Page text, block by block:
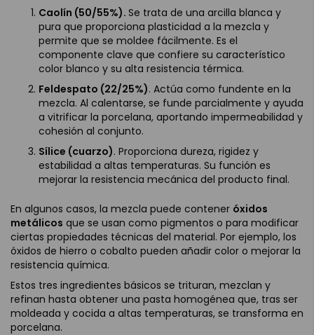
Caolín (50/55%). Se trata de una arcilla blanca y
pura que proporciona plasticidad a la mezcla y
permite que se moldee fácilmente. Es el
componente clave que confiere su característico
color blanco y su alta resistencia térmica.
Feldespato (22/25%). Actúa como fundente en la
mezcla. Al calentarse, se funde parcialmente y ayuda
a vitrificar la porcelana, aportando impermeabilidad y
cohesión al conjunto.
Sílice (cuarzo). Proporciona dureza, rigidez y
estabilidad a altas temperaturas. Su función es
mejorar la resistencia mecánica del producto final.
En algunos casos, la mezcla puede contener óxidos
metálicos que se usan como pigmentos o para modificar
ciertas propiedades técnicas del material. Por ejemplo, los
óxidos de hierro o cobalto pueden añadir color o mejorar la
resistencia química.
Estos tres ingredientes básicos se trituran, mezclan y
refinan hasta obtener una pasta homogénea que, tras ser
moldeada y cocida a altas temperaturas, se transforma en
porcelana.